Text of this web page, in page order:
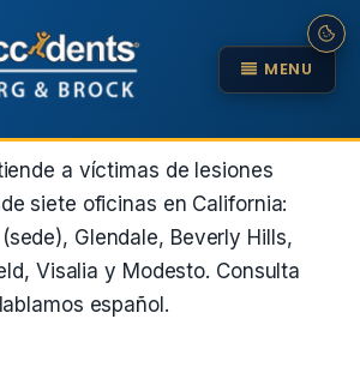
MENU
a víctimas de lesiones
siete oficinas en California:
Glendale, Beverly Hills,
Visalia y Modesto. Consulta
español.